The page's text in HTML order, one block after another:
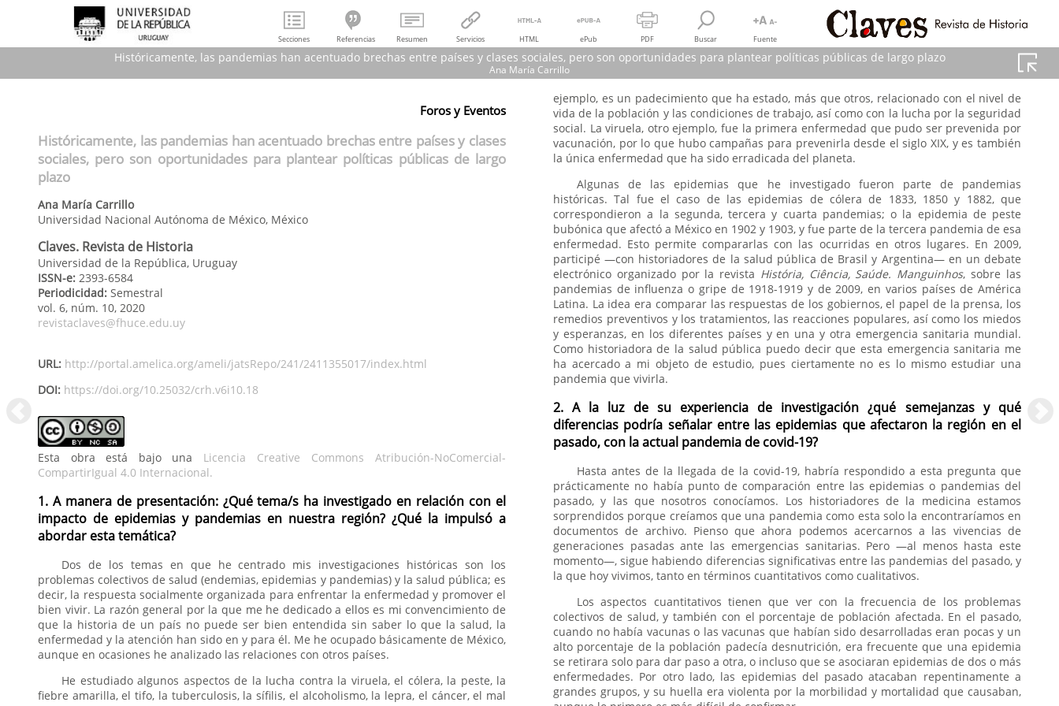
Secciones Referencias Resumen Servicios HTML ePub PDF Buscar Fuente
Históricamente, las pandemias han acentuado brechas entre países y clases sociales, pero son oportunidades para plantear políticas públicas de largo plazo
Ana María Carrillo
Ana María Carrillo
Históricamente, las pandemias han acentuado brechas entre países y clases sociales, pero son oportunidades para plantear políticas
públicas de largo plazo
Claves. Revista de Historia,
vol.6, núm. 10, 2020
Universidad de la República
Foros y Eventos
Históricamente, las pandemias han acentuado brechas entre países y clases
sociales, pero son oportunidades para plantear políticas públicas de largo
plazo
Ana María Carrillo
Universidad Nacional Autónoma de México, México
Claves. Revista de Historia
Universidad de la República, Uruguay
ISSN-e: 2393-6584
Periodicidad: Semestral
vol. 6
, núm. 10, 2020
revistaclaves@fhuce.edu.uy
URL: http://portal.amelica.org/ameli/jatsRepo/241/2411355017/index.html
DOI: https://doi.org/10.25032/crh.v6i10.18
Esta obra está bajo una Licencia Creative Commons Atribución-NoComercial-
CompartirIgual 4.0 Internacional.
1. A manera de presentación: ¿Qué tema/s ha investigado en relación con el
impacto de epidemias y pandemias en nuestra región? ¿Qué la impulsó a
abordar esta temática?
Dos de los temas en que he centrado mis investigaciones históricas son los
problemas colectivos de salud (endemias, epidemias y pandemias) y la salud pública; es
decir, la respuesta socialmente organizada para enfrentar la enfermedad y promover el
bien vivir. La razón general por la que me he dedicado a ellos es mi convencimiento de
que la historia de un país no puede ser bien entendida sin saber lo que la salud, la
enfermedad y la atención han sido en y para él. Me he ocupado básicamente de México,
aunque en ocasiones he analizado las relaciones con otros países.
He estudiado algunos aspectos de la lucha contra la viruela, el cólera, la peste, la
fiebre amarilla, el tifo, la tuberculosis, la sífilis, el alcoholismo, la lepra, el cáncer, el mal
ejemplo, es un padecimiento que ha estado, más que otros, relacionado con el nivel de
vida de la población y las condiciones de trabajo, así como con la lucha por la seguridad
social. La viruela, otro ejemplo, fue la primera enfermedad que pudo ser prevenida por
vacunación, por lo que hubo campañas para prevenirla desde el siglo XIX, y es también
la única enfermedad que ha sido erradicada del planeta.
Algunas de las epidemias que he investigado fueron parte de pandemias
históricas. Tal fue el caso de las epidemias de cólera de 1833, 1850 y 1882, que
correspondieron a la segunda, tercera y cuarta pandemias; o la epidemia de peste
bubónica que afectó a México en 1902 y 1903, y fue parte de la tercera pandemia de esa
enfermedad. Esto permite compararlas con las ocurridas en otros lugares. En 2009,
participé —con historiadores de la salud pública de Brasil y Argentina— en un debate
electrónico organizado por la revista História, Ciência, Saúde. Manguinhos, sobre las
pandemias de influenza o gripe de 1918-1919 y de 2009, en varios países de América
Latina. La idea era comparar las respuestas de los gobiernos, el papel de la prensa, los
remedios preventivos y los tratamientos, las reacciones populares, así como los miedos
y esperanzas, en los diferentes países y en una y otra emergencia sanitaria mundial.
Como historiadora de la salud pública puedo decir que esta emergencia sanitaria me
ha acercado a mi objeto de estudio, pues ciertamente no es lo mismo estudiar una
pandemia que vivirla.
2. A la luz de su experiencia de investigación ¿qué semejanzas y qué
diferencias podría señalar entre las epidemias que afectaron la región en el
pasado, con la actual pandemia de covid-19?
Hasta antes de la llegada de la covid-19, habría respondido a esta pregunta que
prácticamente no había punto de comparación entre las epidemias o pandemias del
pasado, y las que nosotros conocíamos. Los historiadores de la medicina estamos
sorprendidos porque creíamos que una pandemia como esta solo la encontraríamos en
documentos de archivo. Pienso que ahora podemos acercarnos a las vivencias de
generaciones pasadas ante las emergencias sanitarias. Pero —al menos hasta este
momento—, sigue habiendo diferencias significativas entre las pandemias del pasado, y
la que hoy vivimos, tanto en términos cuantitativos como cualitativos.
Los aspectos cuantitativos tienen que ver con la frecuencia de los problemas
colectivos de salud, y también con el porcentaje de población afectada. En el pasado,
cuando no había vacunas o las vacunas que habían sido desarrolladas eran pocas y un
alto porcentaje de la población padecía desnutrición, era frecuente que una epidemia
se retirara solo para dar paso a otra, o incluso que se asociaran epidemias de dos o más
enfermedades. Por otro lado, las epidemias del pasado atacaban repentinamente a
grandes grupos, y su huella era violenta por la morbilidad y mortalidad que causaban,